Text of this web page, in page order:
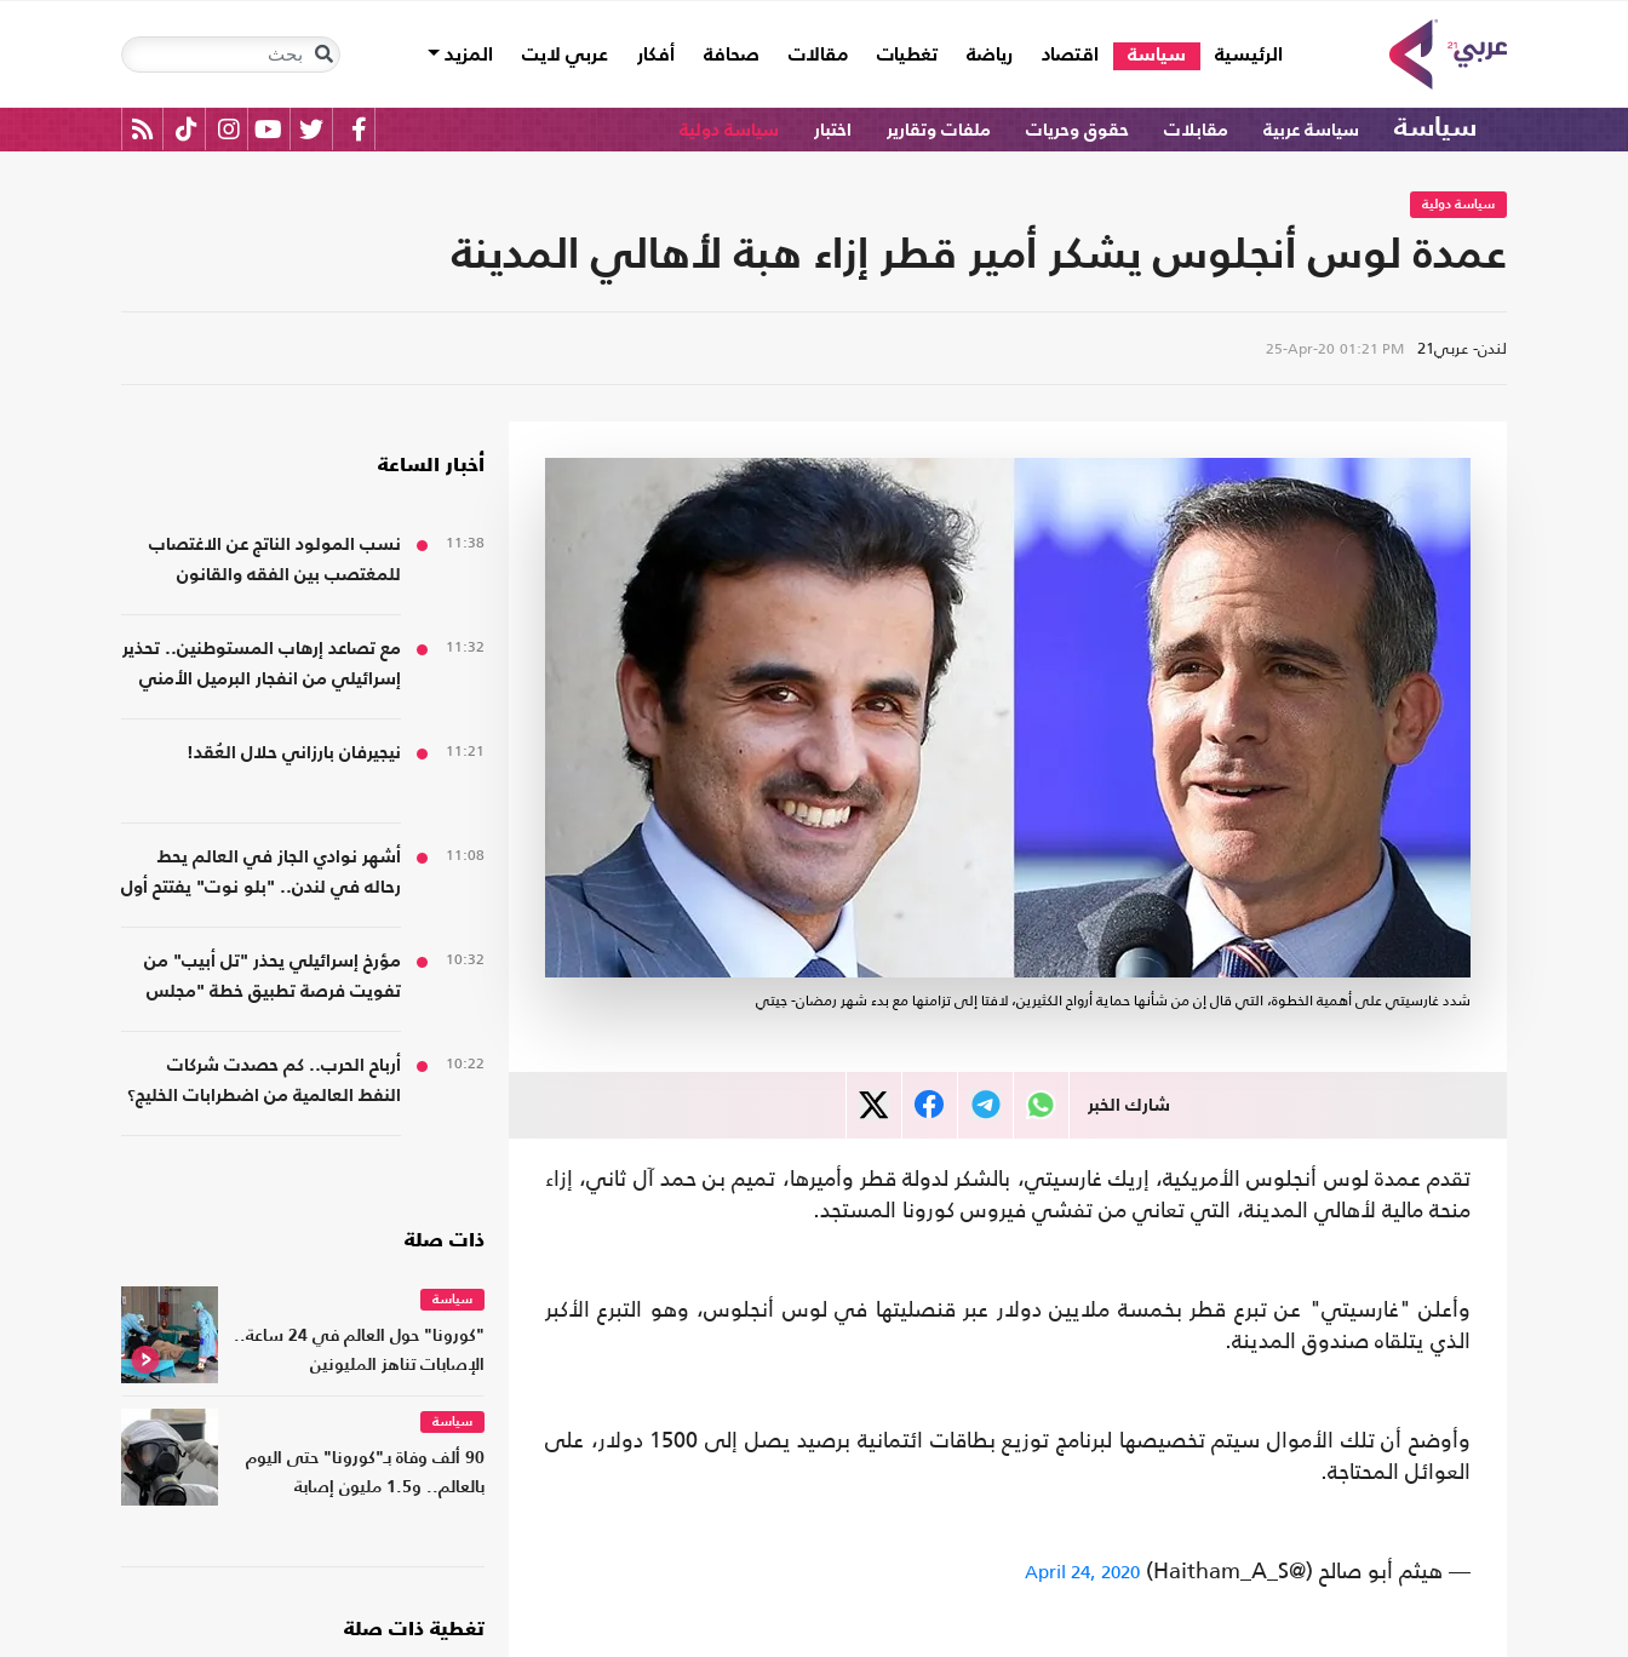
الرئيسية
(current) سياسة اقتصاد رياضة تغطيات مقالات صحافة أفكار عربي لايت المزيد
سياسة سياسة عربية مقابلات حقوق وحريات ملفات وتقارير اختبار سياسة دولية
سياسة دولية
عمدة لوس أنجلوس يشكر أمير قطر إزاء هبة لأهالي المدينة
لندن- عربي21 25-Apr-20 01:21 PM
شدد غارسيتي على أهمية الخطوة، التي قال إن من شأنها حماية أرواح الكثيرين، لافتا إلى تزامنها مع بدء شهر رمضان- جيتي
شارك الخبر
تقدم عمدة لوس أنجلوس الأمريكية، إريك غارسيتي، بالشكر لدولة قطر وأميرها، تميم بن حمد آل ثاني، إزاء
منحة مالية لأهالي المدينة، التي تعاني من تفشي فيروس كورونا المستجد.
وأعلن "غارسيتي" عن تبرع قطر بخمسة ملايين دولار عبر قنصليتها في لوس أنجلوس، وهو التبرع الأكبر
الذي يتلقاه صندوق المدينة.
وأوضح أن تلك الأموال سيتم تخصيصها لبرنامج توزيع بطاقات ائتمانية برصيد يصل إلى 1500 دولار، على
العوائل المحتاجة.
— هيثم أبو صالح (@Haitham_A_S) April 24, 2020
أخبار الساعة
11:38
نسب المولود الناتج عن الاغتصاب
للمغتصب بين الفقه والقانون
11:32
مع تصاعد إرهاب المستوطنين.. تحذير
إسرائيلي من انفجار البرميل الأمني
11:21 نيجيرفان بارزاني حلال العُقد!
11:08
أشهر نوادي الجاز في العالم يحط
رحاله في لندن.. "بلو نوت" يفتتح أول
10:32
مؤرخ إسرائيلي يحذر "تل أبيب" من
تفويت فرصة تطبيق خطة "مجلس
10:22
أرباح الحرب.. كم حصدت شركات
النفط العالمية من اضطرابات الخليج؟
ذات صلة
سياسة
"كورونا" حول العالم في 24 ساعة..
الإصابات تناهز المليونين
سياسة
90 ألف وفاة بـ"كورونا" حتى اليوم
بالعالم.. و1.5 مليون إصابة
تغطية ذات صلة